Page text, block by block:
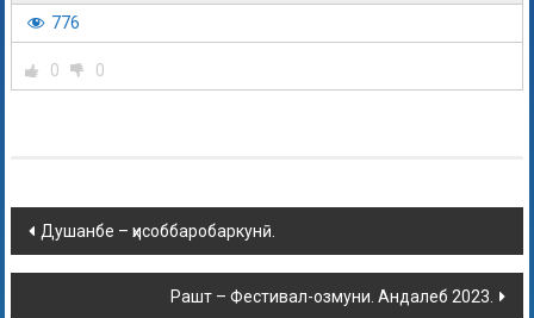
776
0 0
Душанбе – ҳисоббаробаркунӣ.
Рашт – Фестивал-озмуни. Андалеб 2023.